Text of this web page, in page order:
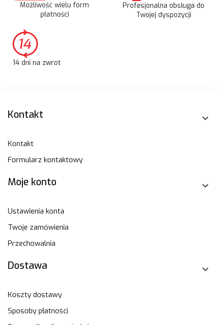
Możliwość wielu form
płatności
Profesjonalna obsługa do
Twojej dyspozycji
14 dni na zwrot
Linki w stopce
Kontakt
Kontakt
Formularz kontaktowy
Moje konto
Ustawienia konta
Twoje zamówienia
Przechowalnia
Dostawa
Koszty dostawy
Sposoby płatności